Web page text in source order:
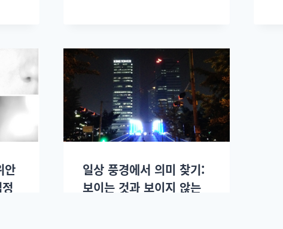
안
일상 풍경에서 의미 찾기:
보이는 것과 보이지 않는